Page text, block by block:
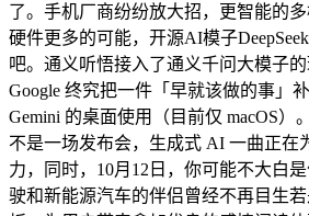
了。手机厂商纷纷放大招，更智能的
硬件更多的可能，开源AI模子
吧。通义听悟接入了通义千问大模子的
Google 终究把一件「早就该做的事」
Gemini 的桌面使用（目前仅 macOS）
不是一场发布会，生成式 AI 一曲正在
力，同时，10月12日，你可能不大白
驶和新能源汽车的伴侣曾经不再目生